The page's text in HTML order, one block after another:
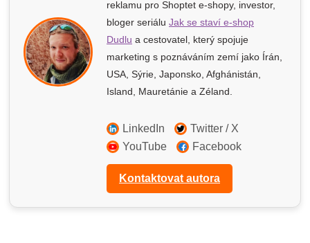
reklamu pro Shoptet e-shopy, investor,
bloger seriálu Jak se staví e-shop
Dudlu a cestovatel, který spojuje
marketing s poznáváním zemí jako Írán,
USA, Sýrie, Japonsko, Afghánistán,
Island, Mauretánie a Zéland.
LinkedIn
Twitter / X
YouTube
Facebook
Kontaktovat autora